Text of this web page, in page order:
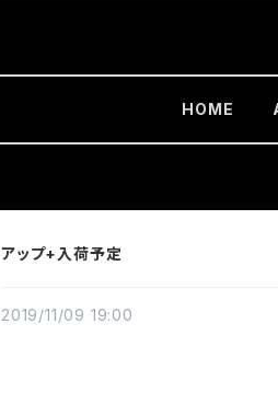
HOME
アップ+入荷予定
2019/11/09 19:00